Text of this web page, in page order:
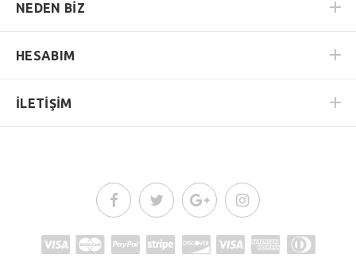
NEDEN BİZ
HESABIM
İLETİŞİM